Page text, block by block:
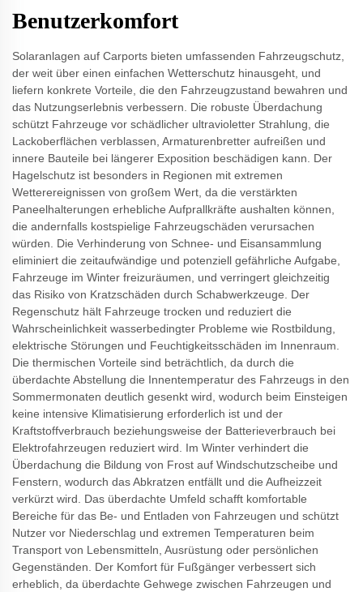
Benutzerkomfort
Solaranlagen auf Carports bieten umfassenden Fahrzeugschutz,
der weit über einen einfachen Wetterschutz hinausgeht, und
liefern konkrete Vorteile, die den Fahrzeugzustand bewahren und
das Nutzungserlebnis verbessern. Die robuste Überdachung
schützt Fahrzeuge vor schädlicher ultravioletter Strahlung, die
Lackoberflächen verblassen, Armaturenbretter aufreißen und
innere Bauteile bei längerer Exposition beschädigen kann. Der
Hagelschutz ist besonders in Regionen mit extremen
Wetterereignissen von großem Wert, da die verstärkten
Paneelhalterungen erhebliche Aufprallkräfte aushalten können,
die andernfalls kostspielige Fahrzeugschäden verursachen
würden. Die Verhinderung von Schnee- und Eisansammlung
eliminiert die zeitaufwändige und potenziell gefährliche Aufgabe,
Fahrzeuge im Winter freizuräumen, und verringert gleichzeitig
das Risiko von Kratzschäden durch Schabwerkzeuge. Der
Regenschutz hält Fahrzeuge trocken und reduziert die
Wahrscheinlichkeit wasserbedingter Probleme wie Rostbildung,
elektrische Störungen und Feuchtigkeitsschäden im Innenraum.
Die thermischen Vorteile sind beträchtlich, da durch die
überdachte Abstellung die Innentemperatur des Fahrzeugs in den
Sommermonaten deutlich gesenkt wird, wodurch beim Einsteigen
keine intensive Klimatisierung erforderlich ist und der
Kraftstoffverbrauch beziehungsweise der Batterieverbrauch bei
Elektrofahrzeugen reduziert wird. Im Winter verhindert die
Überdachung die Bildung von Frost auf Windschutzscheibe und
Fenstern, wodurch das Abkratzen entfällt und die Aufheizzeit
verkürzt wird. Das überdachte Umfeld schafft komfortable
Bereiche für das Be- und Entladen von Fahrzeugen und schützt
Nutzer vor Niederschlag und extremen Temperaturen beim
Transport von Lebensmitteln, Ausrüstung oder persönlichen
Gegenständen. Der Komfort für Fußgänger verbessert sich
erheblich, da überdachte Gehwege zwischen Fahrzeugen und